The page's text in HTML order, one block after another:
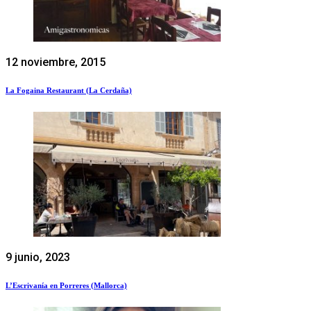
12 noviembre, 2015
La Fogaina Restaurant (La Cerdaña)
9 junio, 2023
L’Escrivanía en Porreres (Mallorca)